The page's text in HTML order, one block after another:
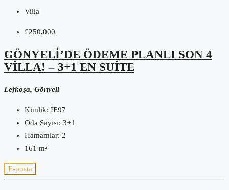
Villa
£250,000
GÖNYELI’DE ÖDEME PLANLI SON 4
VILLA! – 3+1 EN SUITE
Lefkoşa, Gönyeli
Kimlik: İE97
Oda Sayısı: 3+1
Hamamlar: 2
161 m²
E-posta